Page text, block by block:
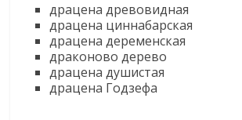
драцена древовидная
драцена циннабарская
драцена деременская
драконово дерево
драцена душистая
драцена Годзефа